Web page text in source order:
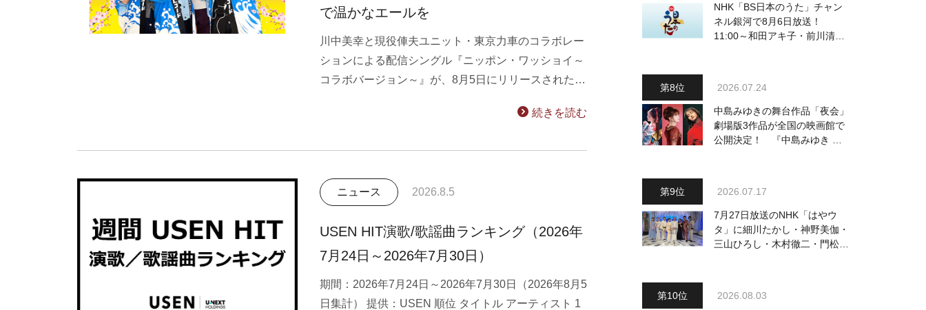
で温かなエールを
川中美幸と現役俥夫ユニット・東京力車のコラボレー
ションによる配信シングル『ニッポン・ワッショイ～
コラボバージョン～』が、8月5日にリリースされた…
続きを読む
ニュース 2026.8.5
USEN HIT演歌/歌謡曲ランキング（2026年
7月24日～2026年7月30日）
期間：2026年7月24日～2026年7月30日（2026年8月5
日集計） 提供：USEN 順位 タイトル アーティスト 1
NHK「BS日本のうた」チャン
ネル銀河で8月6日放送！
11:00～和田アキ子・前川清
2026.07.24
中島みゆきの舞台作品「夜会」
劇場版3作品が全国の映画館で
公開決定！ 『中島みゆき 劇
2026.07.17
7月27日放送のNHK「はやウ
タ」に細川たかし・神野美伽・
三山ひろし・木村徹二・門松み
2026.08.03